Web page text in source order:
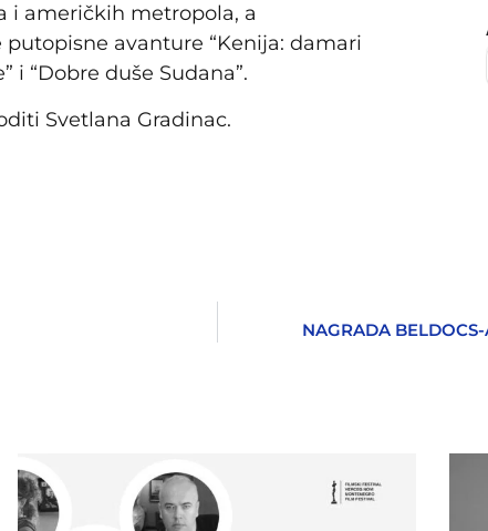
i američkih metropola, a
avanture “Kenija: damari
i “Dobre duše Sudana”.
Svetlana Gradinac.
NAGRADA